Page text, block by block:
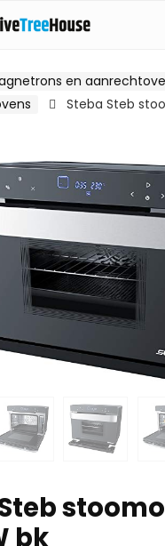
en
Steba Steb
bk